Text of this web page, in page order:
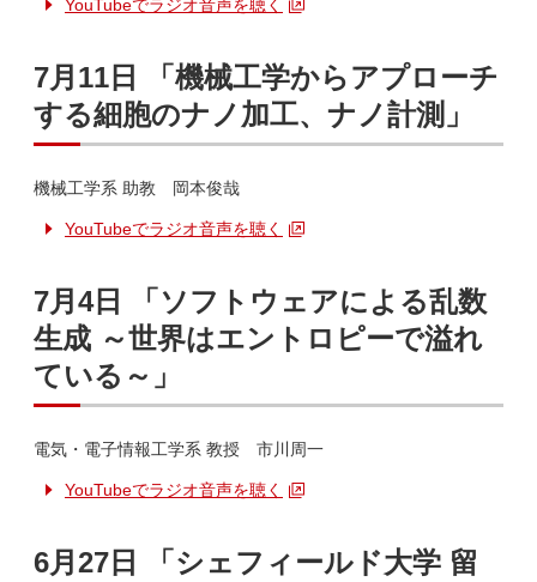
YouTubeでラジオ音声を聴く
7月11日 「機械工学からアプローチ
する細胞のナノ加工、ナノ計測」
機械工学系 助教 岡本俊哉
YouTubeでラジオ音声を聴く
7月4日 「ソフトウェアによる乱数
生成 ～世界はエントロピーで溢れ
ている～」
電気・電子情報工学系 教授 市川周一
YouTubeでラジオ音声を聴く
6月27日 「シェフィールド大学 留